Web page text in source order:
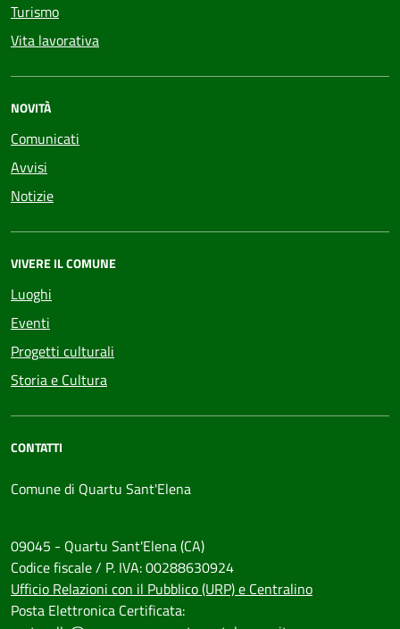
Turismo
Vita lavorativa
NOVITÀ
Comunicati
Avvisi
Notizie
VIVERE IL COMUNE
Luoghi
Eventi
Progetti culturali
Storia e Cultura
CONTATTI
Comune di Quartu Sant'Elena
09045 - Quartu Sant'Elena (CA)
Codice fiscale / P. IVA: 00288630924
Ufficio Relazioni con il Pubblico (URP) e Centralino
Posta Elettronica Certificata: